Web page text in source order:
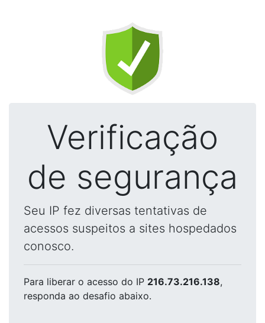
Verificação
de segurança
Seu IP fez diversas tentativas de
acessos suspeitos a sites hospedados
conosco.
Para liberar o acesso do IP 216.73.216.138,
responda ao desafio abaixo.